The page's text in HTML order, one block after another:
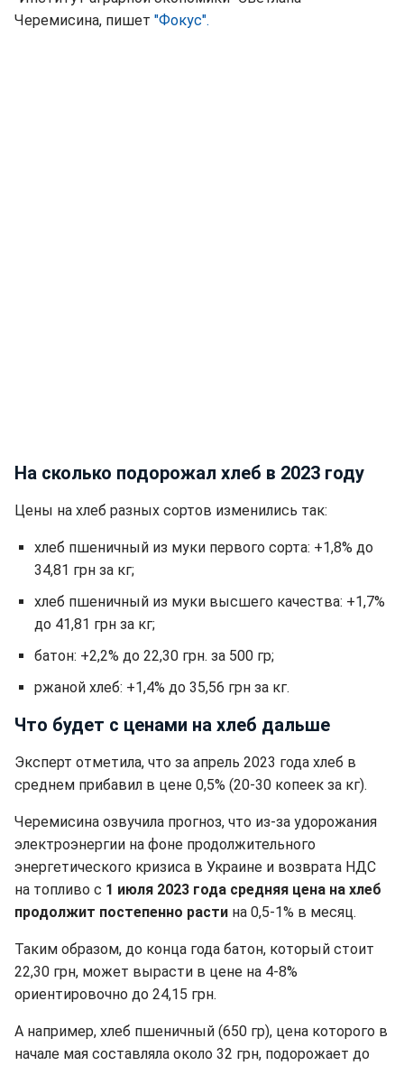
Черемисина, пишет "Фокус".
На сколько подорожал хлеб в 2023 году
Цены на хлеб разных сортов изменились так:
хлеб пшеничный из муки первого сорта: +1,8% до
34,81 грн за кг;
хлеб пшеничный из муки высшего качества: +1,7%
до 41,81 грн за кг;
батон: +2,2% до 22,30 грн. за 500 гр;
ржаной хлеб: +1,4% до 35,56 грн за кг.
Что будет с ценами на хлеб дальше
Эксперт отметила, что за апрель 2023 года хлеб в
среднем прибавил в цене 0,5% (20-30 копеек за кг).
Черемисина озвучила прогноз, что из-за удорожания
электроэнергии на фоне продолжительного
энергетического кризиса в Украине и возврата НДС
на топливо с 1 июля 2023 года средняя цена на хлеб
продолжит постепенно расти на 0,5-1% в месяц.
Таким образом, до конца года батон, который стоит
22,30 грн, может вырасти в цене на 4-8%
ориентировочно до 24,15 грн.
А например, хлеб пшеничный (650 гр), цена которого в
начале мая составляла около 32 грн, подорожает до